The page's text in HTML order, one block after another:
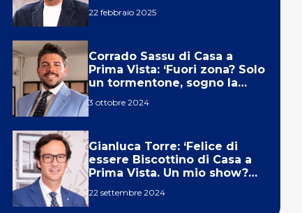
22 febbraio 2025
Corrado Sassu di Casa a
Prima Vista: ‘Fuori zona? Solo
un tormentone, sogno la
3 ottobre 2024
Gianluca Torre: ‘Felice di
essere Biscottino di Casa a
Prima Vista. Un mio show?
22 settembre 2024